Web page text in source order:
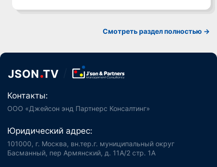
Смотреть раздел полностью ->
Контакты:
ООО «Джейсон энд Партнерс Консалтинг»
Юридический адрес:
101000, г. Москва, вн.тер.г. муниципальный округ
Басманный, пер Армянский, д. 11А/2 стр. 1А